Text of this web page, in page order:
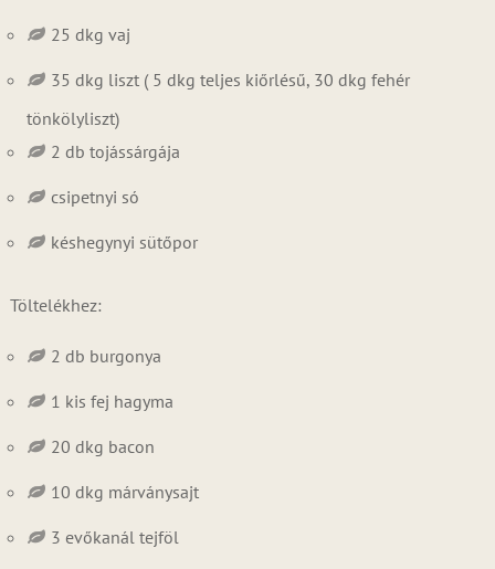
25 dkg vaj
35 dkg liszt ( 5 dkg teljes kiőrlésű, 30 dkg fehér
tönkölyliszt)
2 db tojássárgája
csipetnyi só
késhegynyi sütőpor
Töltelékhez:
2 db burgonya
1 kis fej hagyma
20 dkg bacon
10 dkg márványsajt
3 evőkanál tejföl